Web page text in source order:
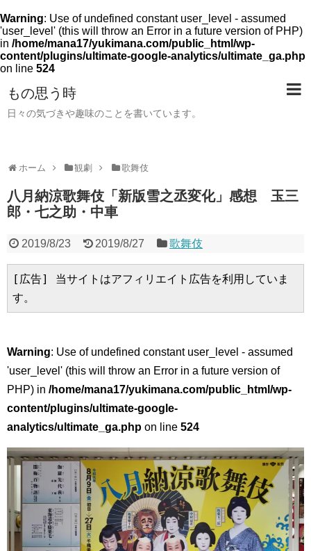
Warning: Use of undefined constant user_level - assumed
'user_level' (this will throw an Error in a future version of PHP)
in /home/mana17/yukimana.com/public_html/wp-
content/plugins/ultimate-google-analytics/ultimate_ga.php
on line 524
もの思う時
日々の気づきや趣味のことを書いています。
ホーム 観劇 歌舞伎
八月納涼歌舞伎「新版雪之丞変化」感想 玉三
郎・七之助・中車
2019/8/23 2019/8/27 歌舞伎
[広告] 当サイトはアフィリエイト広告を利用していま
す。
Warning: Use of undefined constant user_level - assumed
'user_level' (this will throw an Error in a future version of
PHP) in /home/mana17/yukimana.com/public_html/wp-
content/plugins/ultimate-google-
analytics/ultimate_ga.php on line 524